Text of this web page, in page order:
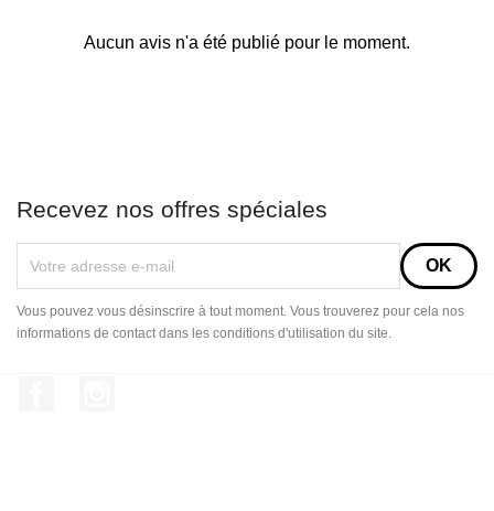
Aucun avis n'a été publié pour le moment.
Recevez nos offres spéciales
Vous pouvez vous désinscrire à tout moment. Vous trouverez pour cela nos
informations de contact dans les conditions d'utilisation du site.